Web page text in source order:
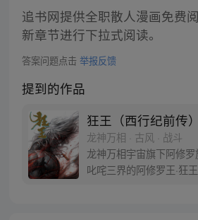
追书网提供全职散人漫画免费
新章节进行下拉式阅读。
答案问题点击 举报反馈
提到的作品
狂王（西行纪前传）
龙神万相 · 古风 · 战斗
龙神万相宇宙旗下阿修
叱咤三界的阿修罗王·狂